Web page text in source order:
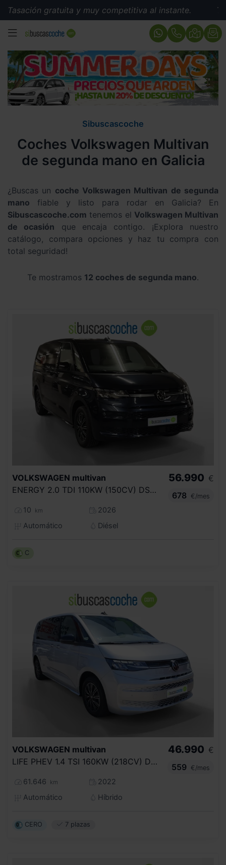
gratuita y muy competitiva al instante.
MENÚ
Sibuscascoche
Coches Volkswagen Multivan
de segunda mano en Galicia
¿Buscas un coche Volkswagen Multivan de segunda
mano fiable y listo para rodar en Galicia? En
Sibuscascoche.com tenemos el Volkswagen Multivan
de ocasión que encaja contigo. ¡Explora nuestro
catálogo, compara opciones y haz tu compra con
total seguridad!
Te mostramos 12 coches de segunda mano.
VOLKSWAGEN multivan
ENERGY 2.0 TDI 110KW (150CV) DSG B.LARGA
10 km
2026
Automático
Diésel
56.990 €
678
€/mes
C
VOLKSWAGEN multivan
LIFE PHEV 1.4 TSI 160KW (218CV) DSG BC
61.646 km
2022
Automático
Híbrido
46.990 €
559
€/mes
CERO 7 plazas